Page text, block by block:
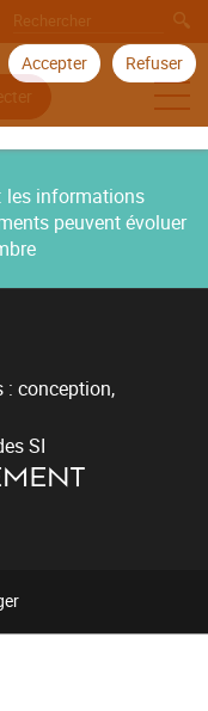
Accepter Refuser
les informations
peuvent évoluer
: conception,
SI